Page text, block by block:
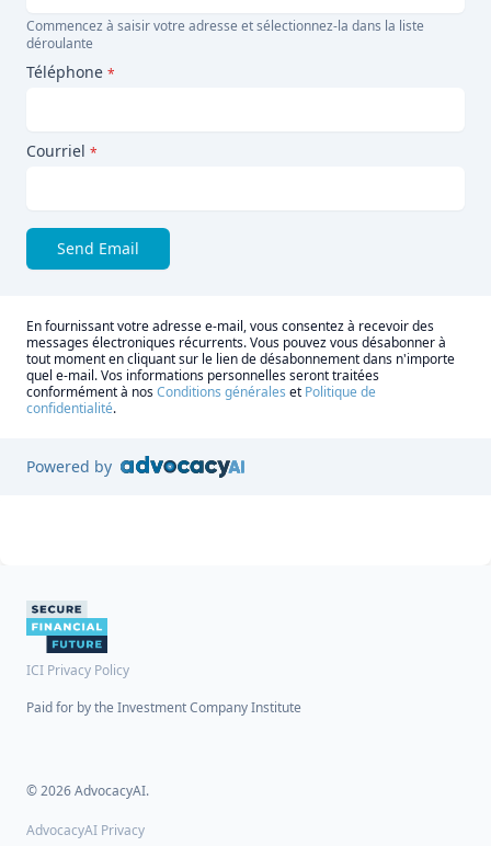
Commencez à saisir votre adresse et sélectionnez-la dans la liste
déroulante
Téléphone *
Courriel *
Send Email
En fournissant votre adresse e-mail, vous consentez à recevoir des
messages électroniques récurrents. Vous pouvez vous désabonner à
tout moment en cliquant sur le lien de désabonnement dans n'importe
quel e-mail. Vos informations personnelles seront traitées
conformément à nosConditions générales et Politique de
confidentialité.
Powered by
ICI Privacy Policy
Paid for by the Investment Company Institute
© 2026 AdvocacyAI.
AdvocacyAI Privacy